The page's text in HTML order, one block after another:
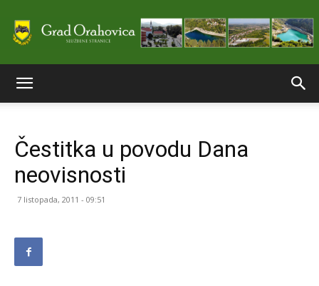
stranice
Čestitka u povodu Dana
neovisnosti
7 listopada, 2011 - 09:51